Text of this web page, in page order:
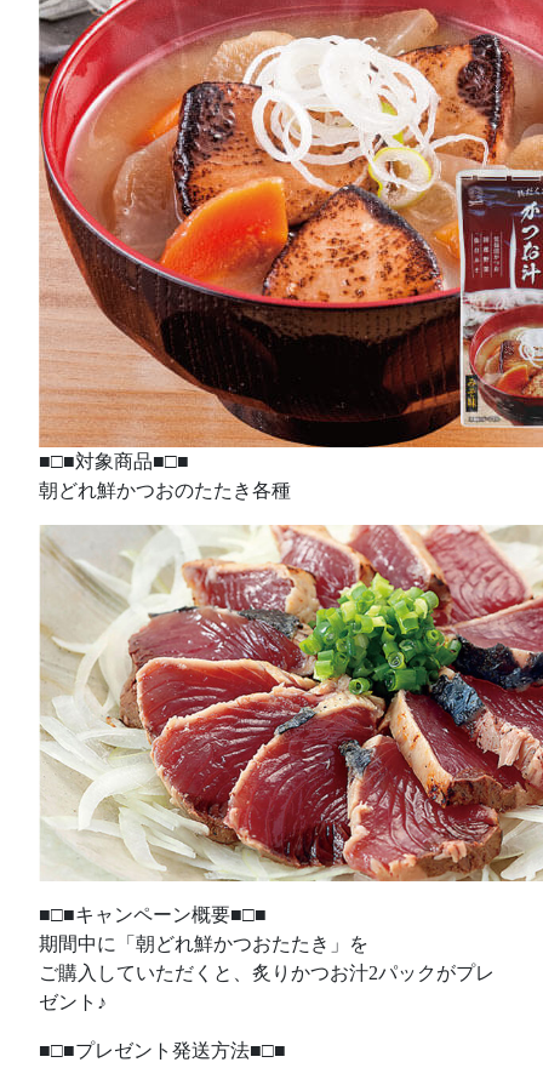
■□■対象商品■□■
朝どれ鮮かつおのたたき各種
■□■キャンペーン概要■□■
期間中に「朝どれ鮮かつおたたき」を
ご購入していただくと、炙りかつお汁2パックがプレ
ゼント♪
■□■プレゼント発送方法■□■